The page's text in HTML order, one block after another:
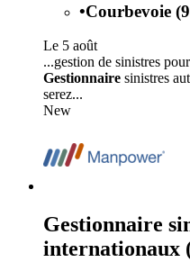
•Courbevoie
Le 5 août
...gestion de sinistres
Gestionnaire sinistres
serez...
New
Gestionnaire
internationaux